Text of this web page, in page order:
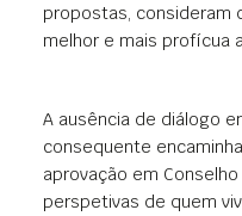
propostas, consideram
melhor e mais profícua
A ausência de diálogo
consequente
aprovação em
perspetivas de quem